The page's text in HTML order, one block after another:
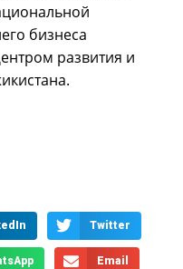
бизнеса
развития и
Twitter
Email